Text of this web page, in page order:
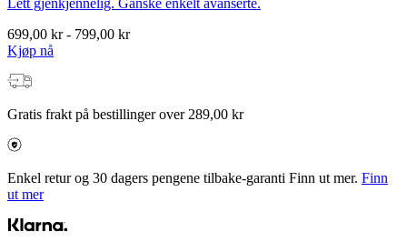
Lett gjenkjennelig. Ganske enkelt avanserte.
699,00 kr- 799,00 kr
Kjøp nå
Gratis frakt på bestillinger over 289,00 kr
Enkel retur og 30 dagers pengene tilbake-garanti Finn ut mer. Finn
ut mer